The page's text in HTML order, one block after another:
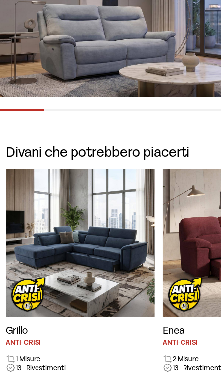
Divani che potrebbero piacerti
Grillo
ANTI-CRISI
1 Misure
13+ Rivestimenti
Enea
ANTI-CRISI
2 Misure
13+